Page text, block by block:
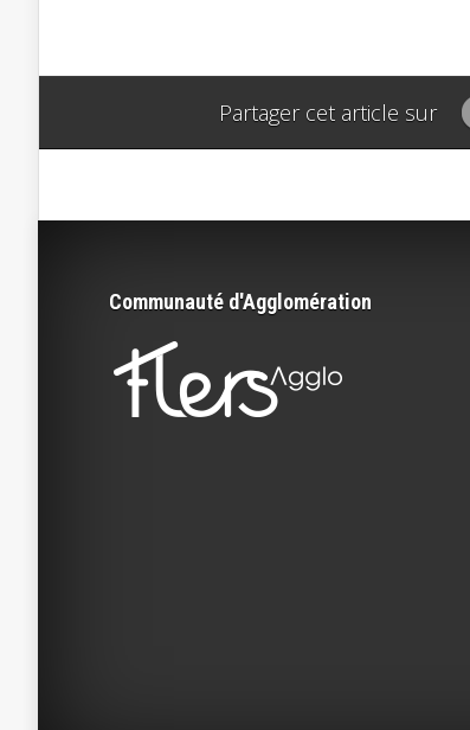
Partager cet article sur
Communauté d'Agglomération